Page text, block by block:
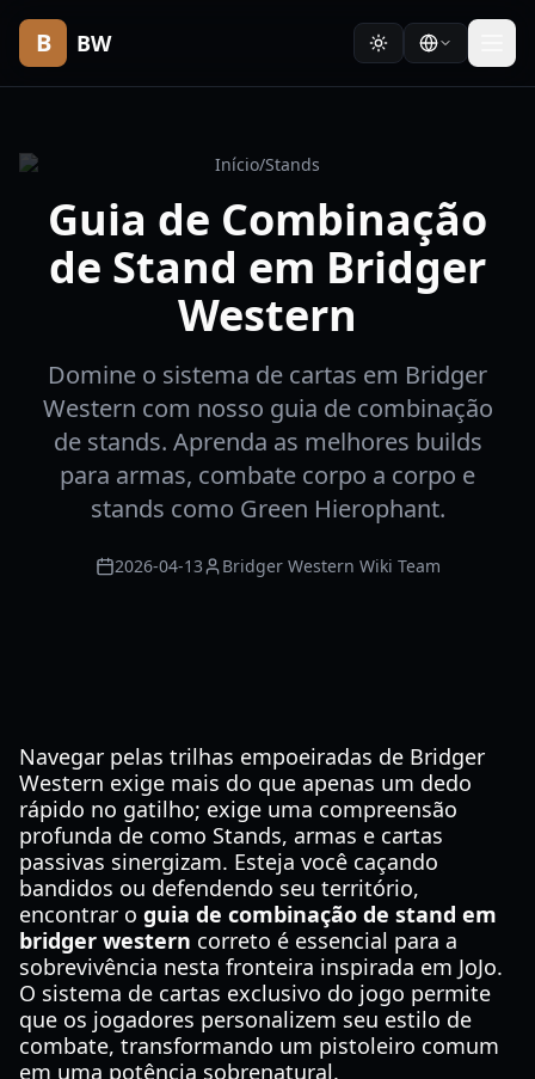
B BW
Início/Stands
Guia de Combinação
de Stand em Bridger
Western
Domine o sistema de cartas em Bridger
Western com nosso guia de combinação
de stands. Aprenda as melhores builds
para armas, combate corpo a corpo e
stands como Green Hierophant.
2026-04-13 Bridger Western Wiki Team
Navegar pelas trilhas empoeiradas de Bridger
Western exige mais do que apenas um dedo
rápido no gatilho; exige uma compreensão
profunda de como Stands, armas e cartas
passivas sinergizam. Esteja você caçando
bandidos ou defendendo seu território,
encontrar o guia de combinação de stand em
bridger western correto é essencial para a
sobrevivência nesta fronteira inspirada em JoJo.
O sistema de cartas exclusivo do jogo permite
que os jogadores personalizem seu estilo de
combate, transformando um pistoleiro comum
em uma potência sobrenatural.